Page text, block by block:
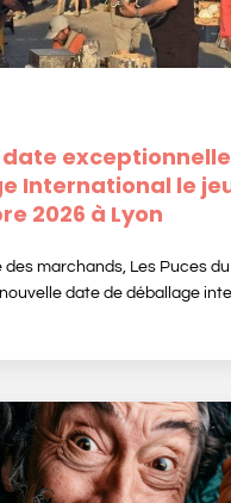
International le
2026 à Lyon
des marchands, Les Puces du
date de déballage